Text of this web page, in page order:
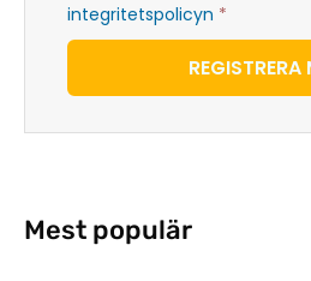
integritetspolicyn *
REGISTRERA
Mest populär